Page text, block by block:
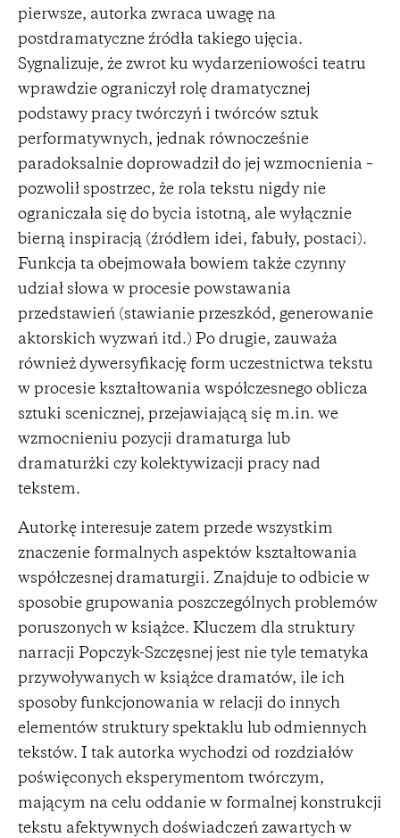
pierwsze, autorka zwraca uwagę na
postdramatyczne źródła takiego ujęcia.
Sygnalizuje, że zwrot ku wydarzeniowości teatru
wprawdzie ograniczył rolę dramatycznej
podstawy pracy twórczyń i twórców sztuk
performatywnych, jednak równocześnie
paradoksalnie doprowadził do jej wzmocnienia –
pozwolił spostrzec, że rola tekstu nigdy nie
ograniczała się do bycia istotną, ale wyłącznie
bierną inspiracją (źródłem idei, fabuły, postaci).
Funkcja ta obejmowała bowiem także czynny
udział słowa w procesie powstawania
przedstawień (stawianie przeszkód, generowanie
aktorskich wyzwań itd.) Po drugie, zauważa
również dywersyfikację form uczestnictwa tekstu
w procesie kształtowania współczesnego oblicza
sztuki scenicznej, przejawiającą się m.in. we
wzmocnieniu pozycji dramaturga lub
dramaturżki czy kolektywizacji pracy nad
tekstem.
Autorkę interesuje zatem przede wszystkim
znaczenie formalnych aspektów kształtowania
współczesnej dramaturgii. Znajduje to odbicie w
sposobie grupowania poszczególnych problemów
poruszonych w książce. Kluczem dla struktury
narracji Popczyk-Szczęsnej jest nie tyle tematyka
przywoływanych w książce dramatów, ile ich
sposoby funkcjonowania w relacji do innych
elementów struktury spektaklu lub odmiennych
tekstów. I tak autorka wychodzi od rozdziałów
poświęconych eksperymentom twórczym,
mającym na celu oddanie w formalnej konstrukcji
tekstu afektywnych doświadczeń zawartych w